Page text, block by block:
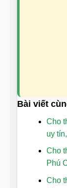
Bài viết
Cho
uy
Cho
Phú
Cho